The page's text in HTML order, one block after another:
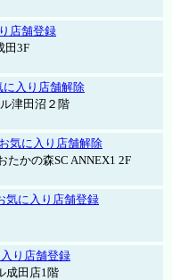
店舗登録
田3F
に入り店舗解除
津田沼２階
お気に入り店舗解除
たかの森SC ANNEX1 2F
気に入り店舗登録
り店舗登録
成田店1階